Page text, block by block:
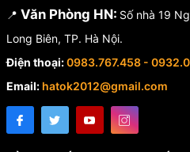
📍 Văn Phòng HN: Số nhà 19
Long Biên, TP. Hà Nội.
Điện thoại:0983.767.458 -
Email: hatok2012@gmail.com